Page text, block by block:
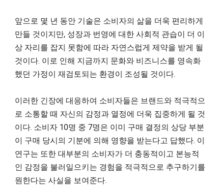
앞으로 몇 년 동안 기술은 소비자의 삶을 더욱 편리하게
만들 것이지만, 성장과 번영에 대한 사회적 관습이 더 이
상 자리를 잡지 못함에 따라 자연스럽게 제약을 받게 될
것이다. 이로 인해 지금까지 문화와 비즈니스를 영속화
했던 가정이 재검토되는 환경이 조성될 것이다.
이러한 긴장에 대응하여 소비자들은 브랜드와 적극적으
로 소통할 때 자신의 감정과 열정에 더욱 집중하게 될 것
이다. 소비자 10명 중 7명은 이미 구매 결정의 상당 부분
이 구매 당시의 기분에 의해 영향을 받는다고 답했다. 이
연구는 또한 대부분의 소비자가 더 충동적이고 본능적
인 감정을 불러일으키는 경험을 적극적으로 추구하기를
원한다는 사실을 보여준다.